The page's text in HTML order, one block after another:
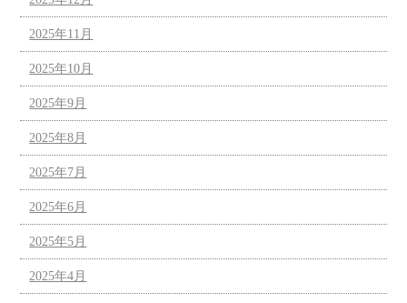
2025年11月
2025年10月
2025年9月
2025年8月
2025年7月
2025年6月
2025年5月
2025年4月